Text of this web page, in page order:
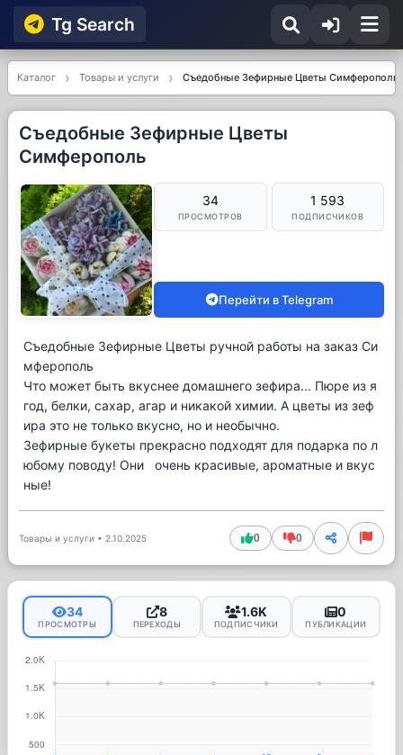
Tg Searсh
Каталог Товары и услуги Съедобные Зефирные Цветы Симферополь
Съедобные Зефирные Цветы
Симферополь
34
ПРОСМОТРОВ
1 593
ПОДПИСЧИКОВ
Перейти в Telegram
Съедобные Зефирные Цветы ручной работы на заказ Си
мферополь
Что может быть вкуснее домашнего зефира... Пюре из я
год, белки, сахар, агар и никакой химии. А цветы из зеф
ира это не только вкусно, но и необычно.
Зефирные букеты прекрасно подходят для подарка по л
юбому поводу! Они очень красивые, ароматные и вкус
ные!
Товары и услуги • 2.10.2025 0 0
34
ПРОСМОТРЫ
8
ПЕРЕХОДЫ
1.6K
ПОДПИСЧИКИ
0
ПУБЛИКАЦИИ